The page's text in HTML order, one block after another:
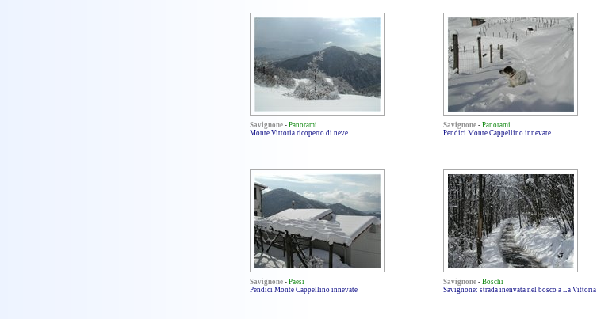
Savignone - Panorami
Monte Vittoria ricoperto di neve
Savignone - Panorami
Pendici Monte Cappellino innevate
Savignone - Paesi
Pendici Monte Cappellino innevate
Savignone - Boschi
Savignone: strada inenvata nel bosco a La Vittoria